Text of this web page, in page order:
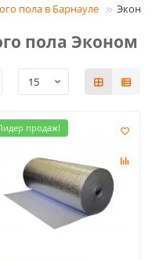
пола в Барнауле
пола Эконом
продаж!